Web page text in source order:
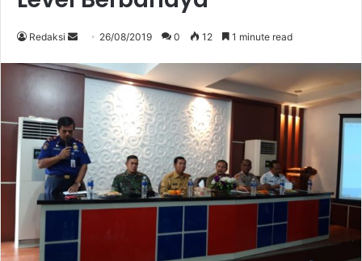
Redaksi
Send
email
26/08/2019 0 12 1 minute read